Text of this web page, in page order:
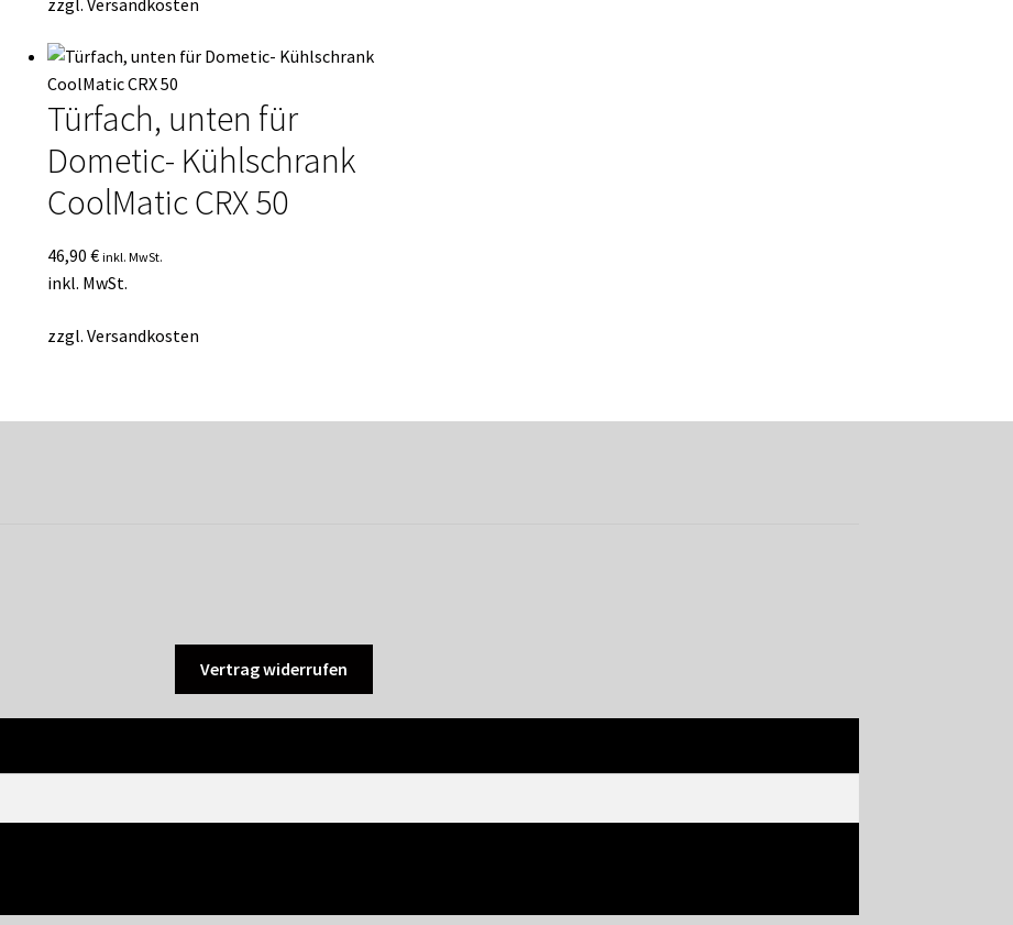
Türfach, unten für
Dometic- Kühlschrank
CoolMatic CRX 50
46,90 € inkl. MwSt.
inkl. MwSt.
zzgl. Versandkosten
Vertrag widerrufen